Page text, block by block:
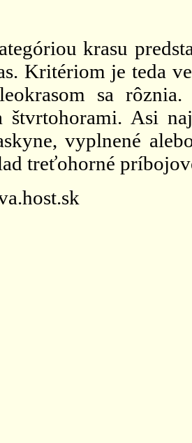
krasu
Kritériom je teda
sa
štvrtohorami. Asi
vyplnené
treťohorné